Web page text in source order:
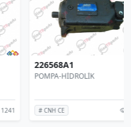
226568A1
POMPA-HİDROLİK
# CNH CE